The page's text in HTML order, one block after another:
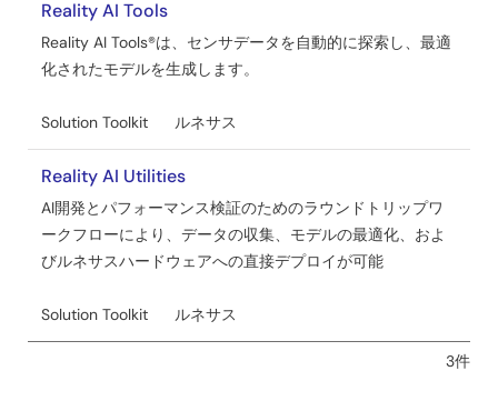
Reality AI Tools
Reality AI Tools®は、センサデータを自動的に探索し、最適
化されたモデルを生成します。
Solution Toolkit ルネサス
Reality AI Utilities
AI開発とパフォーマンス検証のためのラウンドトリップワ
ークフローにより、データの収集、モデルの最適化、およ
びルネサスハードウェアへの直接デプロイが可能
Solution Toolkit ルネサス
3件